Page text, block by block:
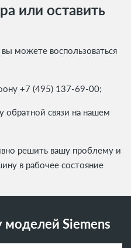
или оставить
можете воспользоваться
+7 (495) 137-69-00;
обратной связи на нашем
решить вашу проблему и
в рабочее состояние
моделей Siemens